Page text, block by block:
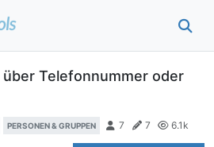
über Telefonnummer oder
PERSONEN & GRUPPEN 7 7 6.1k